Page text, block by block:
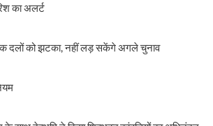
का अलर्ट
दलों को झटका, नहीं लड़ सकेंगे अगले चुनाव